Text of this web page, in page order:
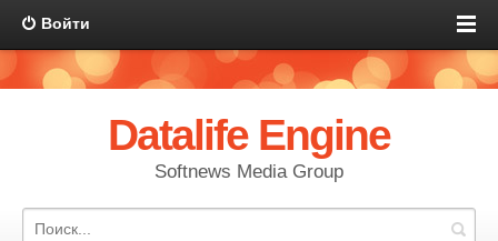
Войти
Datalife Engine
Softnews Media Group